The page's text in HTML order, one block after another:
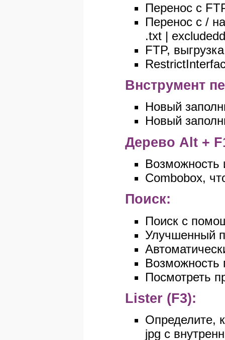
Перенос с
Перенос с /
.txt |
FTP,
Bнструмент
Новый
Новый
Дерево Alt +
Возможность
Combobox,
Поиск:
Поиск с
Улучшенный
Возможность
Посмотреть
Lister (F3):
Определите,
jpg с